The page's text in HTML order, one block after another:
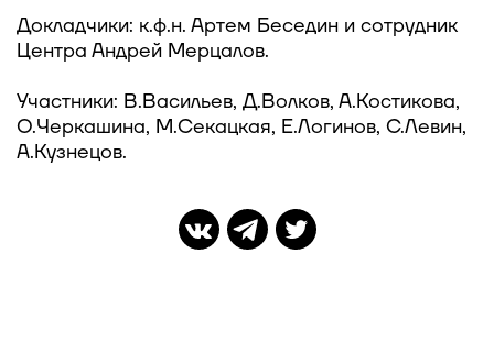
Докладчики: к.ф.н. Артем Беседин и сотрудник
Центра Андрей Мерцалов.
Участники: В.Васильев, Д.Волков, А.Костикова,
О.Черкашина, М.Секацкая, Е.Логинов, С.Левин,
А.Кузнецов.